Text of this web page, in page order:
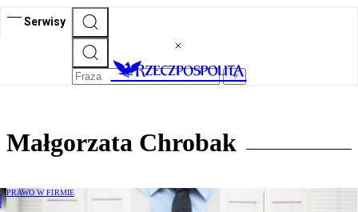
Serwisy
Małgorzata Chrobak
PRAWO W FIRMIE